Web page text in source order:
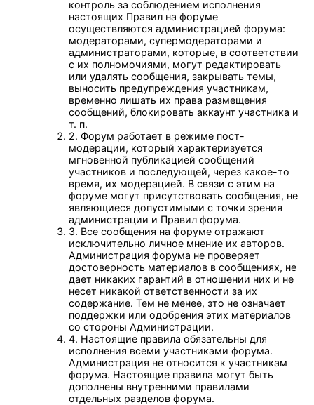
контроль за соблюдением исполнения
настоящих Правил на форуме
осуществляются администрацией форума:
модераторами, супермодераторами и
администраторами, которые, в соответствии
с их полномочиями, могут редактировать
или удалять сообщения, закрывать темы,
выносить предупреждения участникам,
временно лишать их права размещения
сообщений, блокировать аккаунт участника и
т. п.
2. Форум работает в режиме пост-
модерации, который характеризуется
мгновенной публикацией сообщений
участников и последующей, через какое-то
время, их модерацией. В связи с этим на
форуме могут присутствовать сообщения, не
являющиеся допустимыми с точки зрения
администрации и Правил форума.
3. Все сообщения на форуме отражают
исключительно личное мнение их авторов.
Администрация форума не проверяет
достоверность материалов в сообщениях, не
дает никаких гарантий в отношении них и не
несет никакой ответственности за их
содержание. Тем не менее, это не означает
поддержки или одобрения этих материалов
со стороны Администрации.
4. Настоящие правила обязательны для
исполнения всеми участниками форума.
Администрация не относится к участникам
форума. Настоящие правила могут быть
дополнены внутренними правилами
отдельных разделов форума.